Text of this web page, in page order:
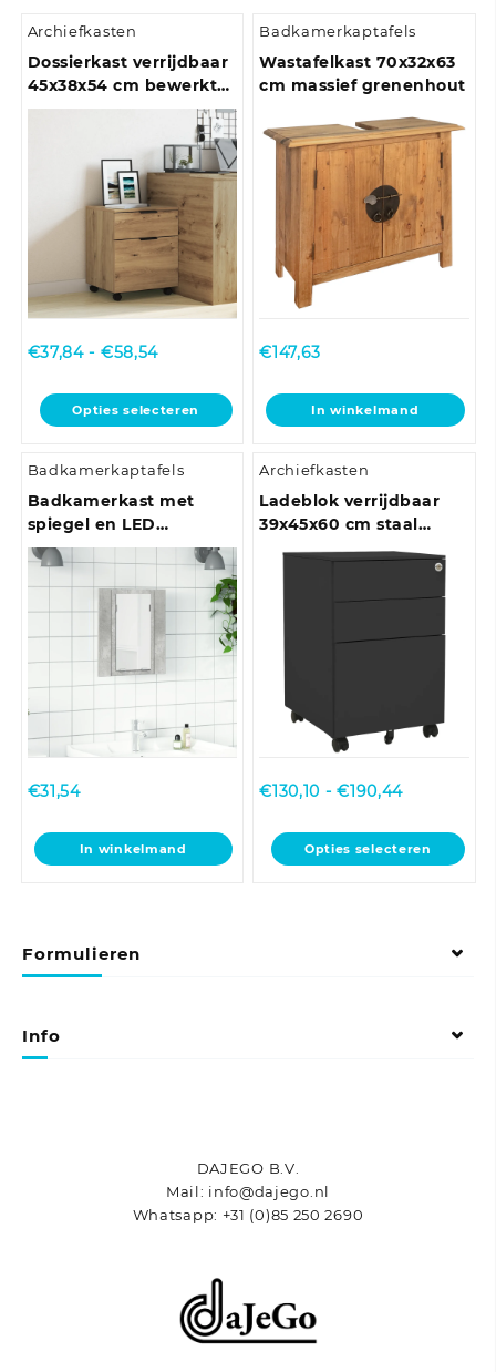
Archiefkasten
Dossierkast verrijdbaar
45x38x54 cm bewerkt
hout bruineiken
€37,84 - €58,54Prijsklasse:
tot
Opties selecteren
Dit
product
meerdere
variaties.
Deze
optie
kan
gekozen
worden
op
de
productpagina
Badkamerkaptafels
Wastafelkast 70x32x63
cm massief grenenhout
€147,63
In winkelmand
Badkamerkaptafels
Badkamerkast met
spiegel en LED
40x12x45 cm acryl
betongrijs
€31,54
In winkelmand
Archiefkasten
Ladeblok verrijdbaar
39x45x60 cm staal
antracietkleurig
€130,10 - €190,44Prijsklasse:
tot
€190,44
Opties selecteren
Dit
product
Formulieren
Info
DAJEGO B.V.
Mail: info@dajego.nl
Whatsapp: +31 (0)85 250 2690